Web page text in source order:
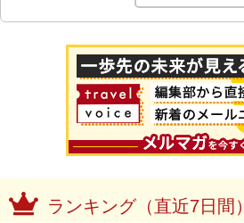
ランキング（直近7日間）